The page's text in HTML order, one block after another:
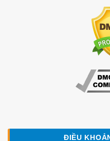
ĐIỀU